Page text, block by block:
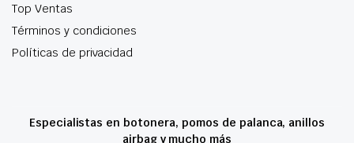
Top Ventas
Términos y condiciones
Políticas de privacidad
Especialistas en botonera, pomos de palanca, anillos
airbag y mucho más